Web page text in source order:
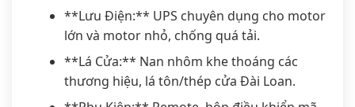
**Lưu Điện:** UPS chuyên dụng cho motor
lớn và motor nhỏ, chống quá tải.
**Lá Cửa:** Nan nhôm khe thoáng các
thương hiệu, lá tôn/thép cửa Đài Loan.